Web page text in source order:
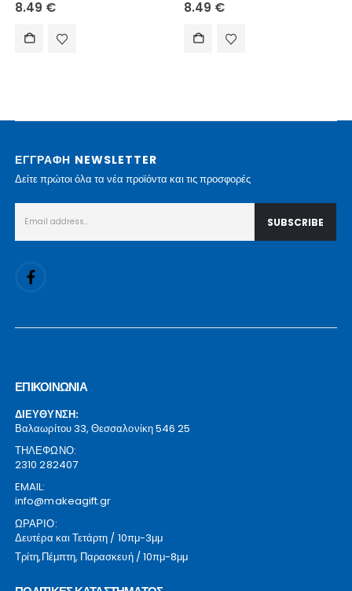
8.49 € 8.49 €
ΕΓΓΡΑΦΗ NEWSLETTER
Δείτε πρώτοι όλα τα νέα προϊόντα και τις προσφορές
ΕΠΙΚΟΙΝΩΝΙΑ
ΔΙΕΥΘΥΝΣΗ:
Βαλαωρίτου 33, Θεσσαλονίκη 546 25
ΤΗΛΕΦΩΝΟ:
2310 282407
EMAIL:
info@makeagift.gr
ΩΡΑΡΙΟ:
Δευτέρα και Τετάρτη / 10πμ-3μμ
Τρίτη,Πέμπτη, Παρασκευή / 10πμ-8μμ